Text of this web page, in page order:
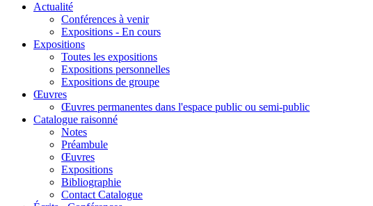
Actualité
Conférences à venir
Expositions - En cours
Expositions
Toutes les expositions
Expositions personnelles
Expositions de groupe
Œuvres
Œuvres permanentes dans l'espace public ou semi-public
Catalogue raisonné
Notes
Préambule
Œuvres
Expositions
Bibliographie
Contact Catalogue